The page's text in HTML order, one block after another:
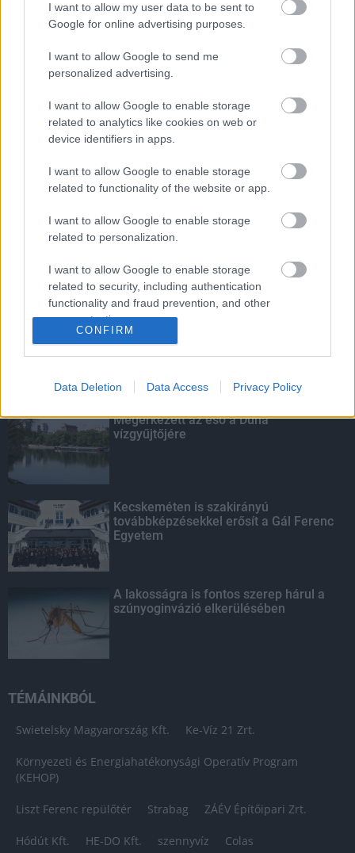
I want to allow my user data to be sent to
Google for online advertising purposes.
I want to allow Google to send me
personalized advertising.
I want to allow Google to enable storage
related to analytics like cookies on web or
device identifiers in apps.
I want to allow Google to enable storage
related to functionality of the website or app.
I want to allow Google to enable storage
related to personalization.
I want to allow Google to enable storage
related to security, including authentication
functionality and fraud prevention, and other
user protection.
CONFIRM
Data Deletion Data Access Privacy Policy
HIRDETÉS
LEGOLVASOTTABB
Indul a diákok pénzügyi ismereteit
erősítő Pénz7 programsorozat
Budapest-Pécs, Budapest-Szolnok:
gyorsabb és biztonságosabb lett a vasút
Amire többmillióan vártunk: szombattól
másodfokúra csökken a riasztás
KIEMELT
Megérkezett az eső a Duna
vízgyűjtőjére
Kecskeméten is szakirányú
továbbképzésekkel erősít a Gál Ferenc
Egyetem
A lakosságra is fontos szerep hárul a
szúnyoginvázió elkerülésében
TÉMÁINKBÓL
Swietelsky Magyarország Kft. Ke-Víz 21 Zrt.
Környezeti és Energiahatékonysági Operatív Program
(KEHOP)
Liszt Ferenc repülőtér Strabag ZÁÉV Építőipari Zrt.
Hódút Kft. HE-DO Kft. szennyvíz Colas